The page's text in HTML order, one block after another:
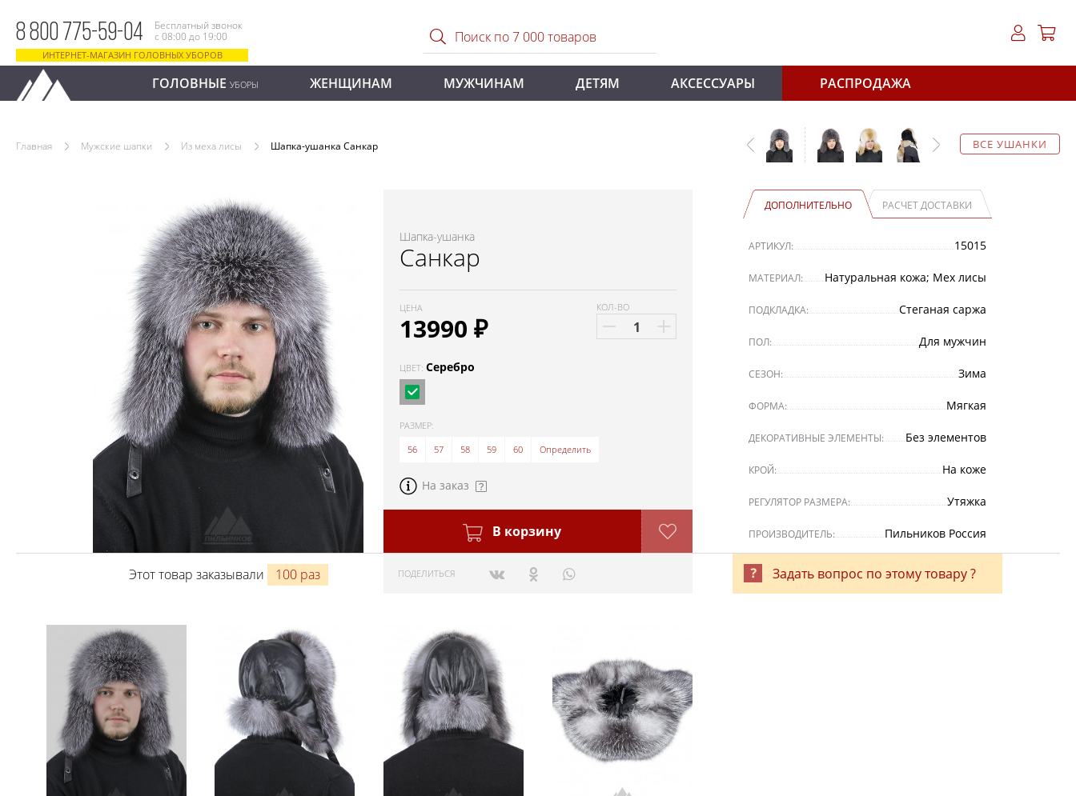
8 800 775-59-04
Бесплатный звонок
с 08:00 до 19:00
ИНТЕРНЕТ-МАГАЗИН ГОЛОВНЫХ УБОРОВ
ГОЛОВНЫЕ УБОРЫ ЖЕНЩИНАМ МУЖЧИНАМ ДЕТЯМ АКСЕССУАРЫ РАСПРОДАЖА
ВСЕ УШАНКИ
Главная Мужские шапки Из меха лисы Шапка-ушанка Санкар
Шапка-ушанка
Санкар
ЦЕНА
13990 ₽
КОЛ-ВО
ЦВЕТ: Серебро
РАЗМЕР:
56
57 58 59 60 Определить
На заказ
В корзину
ПОДЕЛИТЬСЯ
ДОПОЛНИТЕЛЬНО РАСЧЕТ ДОСТАВКИ
АРТИКУЛ: 15015
МАТЕРИАЛ: Натуральная кожа; Мех лисы
ПОДКЛАДКА: Стеганая саржа
ПОЛ: Для мужчин
СЕЗОН: Зима
ФОРМА: Мягкая
ДЕКОРАТИВНЫЕ ЭЛЕМЕНТЫ: Без элементов
КРОЙ: На коже
РЕГУЛЯТОР РАЗМЕРА: Утяжка
ПРОИЗВОДИТЕЛЬ: Пильников Россия
Этот товар заказывали 100 раз Задать вопрос по этому товару ?